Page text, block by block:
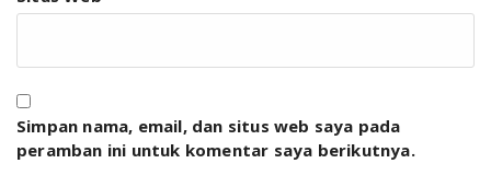
Simpan nama, email, dan situs web saya pada
peramban ini untuk komentar saya berikutnya.